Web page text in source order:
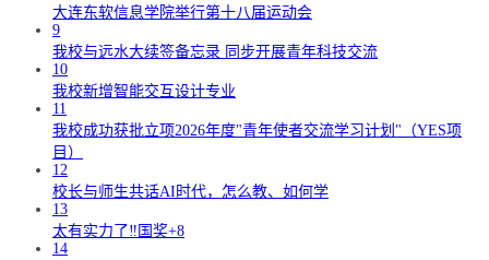
大连东软信息学院举行第十八届运动会
9
我校与远水大续签备忘录 同步开展青年科技交流
10
我校新增智能交互设计专业
11
我校成功获批立项2026年度"青年使者交流学习计划"（YES项
目）
12
校长与师生共话AI时代，怎么教、如何学
13
太有实力了‼️国奖+8
14